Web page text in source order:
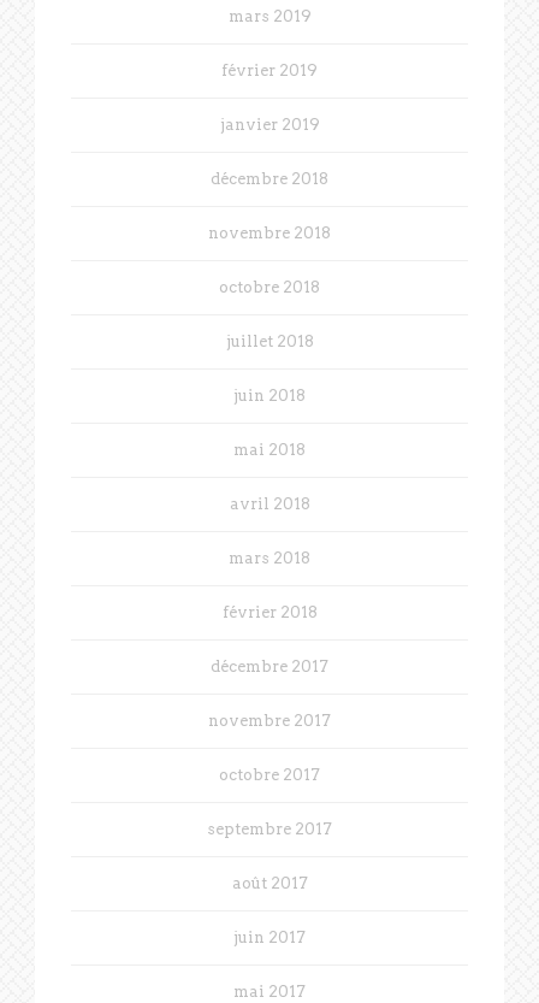
mars 2019
février 2019
janvier 2019
décembre 2018
novembre 2018
octobre 2018
juillet 2018
juin 2018
mai 2018
avril 2018
mars 2018
février 2018
décembre 2017
novembre 2017
octobre 2017
septembre 2017
août 2017
juin 2017
mai 2017